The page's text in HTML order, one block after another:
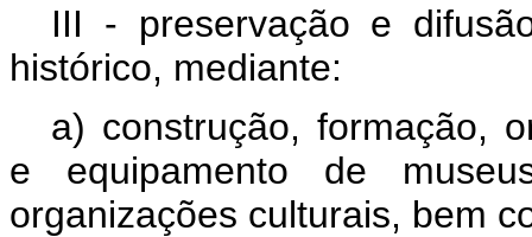
III - preservação e
histórico, mediante:
a) construção, formação,
e equipamento de
organizações culturais, bem